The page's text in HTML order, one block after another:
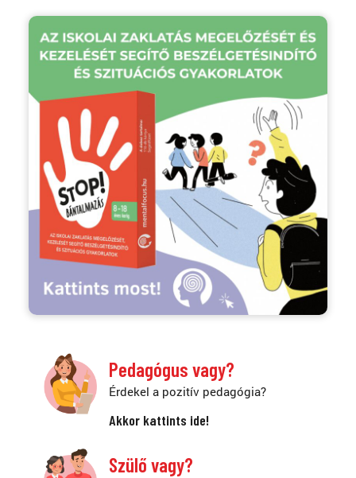
Pedagógus vagy?
Érdekel a pozitív pedagógia?
Akkor kattints ide!
Szülő vagy?